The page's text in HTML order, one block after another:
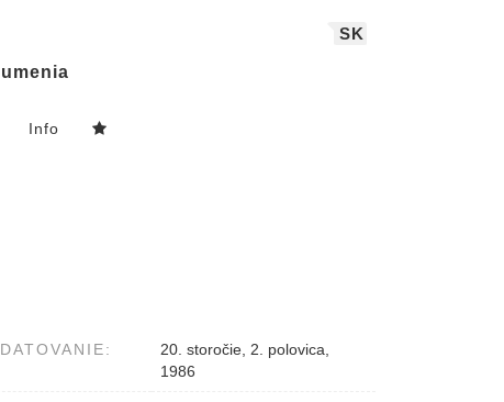
SK
umenia
Info
DATOVANIE:
20. storočie, 2. polovica,
1986